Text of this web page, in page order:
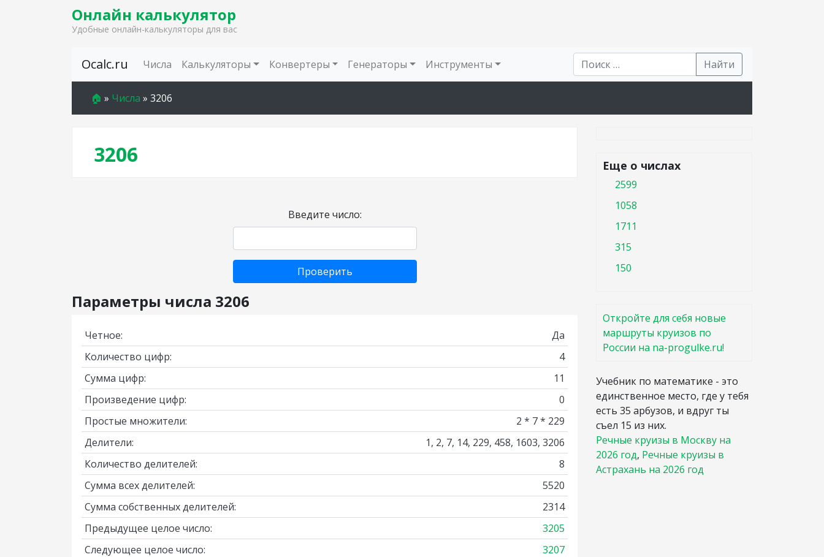
Онлайн калькулятор
Удобные онлайн-калькуляторы для вас
Ocalc.ru Числа Калькуляторы Конвертеры Генераторы Инструменты Найти
🏠 » Числа » 3206
3206
Введите число:
Проверить
Параметры числа 3206
Четное:
Да
Количество цифр:
4
Сумма цифр:
11
Произведение цифр:
0
Простые множители:
2 * 7 * 229
Делители:
1, 2, 7, 14, 229, 458, 1603, 3206
Количество делителей:
8
Сумма всех делителей:
5520
Сумма собственных делителей:
2314
Предыдущее целое число:
3205
Следующее целое число:
3207
Еще о числах
2599
1058
1711
315
150
Откройте для себя новые
маршруты круизов по
России на na-progulke.ru!
Учебник по математике - это
единственное место, где у тебя
есть 35 арбузов, и вдруг ты
съел 15 из них.
Речные круизы в Москву на
2026 год, Речные круизы в
Астрахань на 2026 год